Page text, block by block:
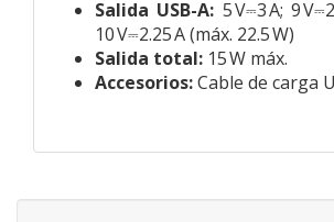
Salida USB-A: 5 V⎓3 A; 9
10 V⎓2.25 A (máx. 22.5 W)
Salida total: 15 W máx.
Accesorios:Cable de carga